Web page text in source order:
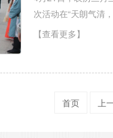
次活动在“天朗气清
【查看更多】
首页 上